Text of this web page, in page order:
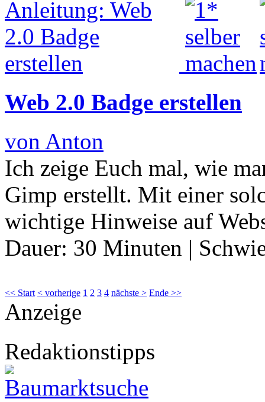
Web 2.0 Badge erstellen
von Anton
Ich zeige Euch mal, wie
Gimp erstellt. Mit einer
wichtige Hinweise auf
Dauer: 30 Minuten |
<< Start < vorherige 1 2 3 4 nächste > Ende >>
Anzeige
Redaktionstipps